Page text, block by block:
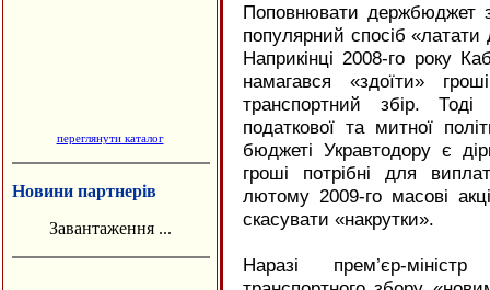
переглянути каталог
Новини партнерів
Завантаження ...
Поповнювати держбюджет
популярний спосіб «латати
Наприкінці 2008-го року
намагався «здоїти»
транспортний збір.
податкової та митної
бюджеті Укравтодору є
гроші потрібні для
лютому 2009-го масові
скасувати «накрутки».
Наразі прем’єр-